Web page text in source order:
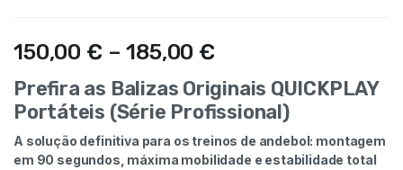
150,00 € – 185,00 €
Prefira as Balizas Originais QUICKPLAY
Portáteis (Série Profissional)
A solução definitiva para os treinos de andebol: montagem
em 90 segundos, máxima mobilidade e estabilidade total